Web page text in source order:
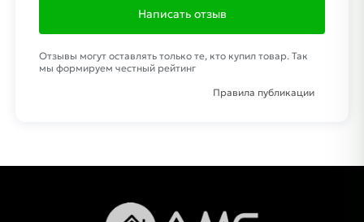
Написать отзыв
Отзывы могут оставлять только те, кто купил товар. Так
мы формируем честный рейтинг
Правила публикации